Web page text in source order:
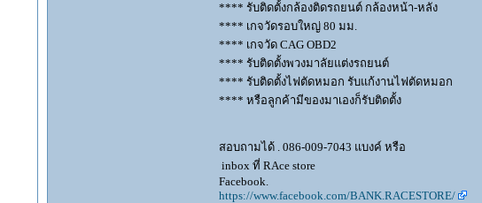
**** รับติดตั้งกล้องติดรถยนต์ กล้องหน้า-หลัง
**** เกจวัดรอบใหญ่ 80 มม.
**** เกจวัด CAG OBD2
**** รับติดตั้งพวงมาลัยแต่งรถยนต์
**** รับติดตั้งไฟตัดหมอก รับแก้งานไฟตัดหมอก
**** หรือลูกค้ามีของมาเองก็รับติดตั้ง
สอบถามได้ . 086-009-7043 แบงค์ หรือ
inbox ที่ RAce store
Facebook.
https://www.facebook.com/BANK.RACESTORE/